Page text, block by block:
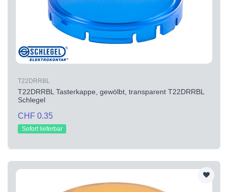
T22DRRBL
T22DRRBL Tasterkappe, gewölbt, transparent T22DRRBL
Schlegel
CHF 0.35
Sofort lieferbar